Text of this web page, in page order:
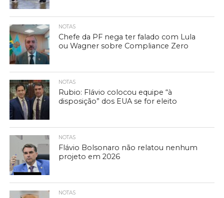
NOTAS
Chefe da PF nega ter falado com Lula
ou Wagner sobre Compliance Zero
NOTAS
Rubio: Flávio colocou equipe “à
disposição” dos EUA se for eleito
NOTAS
Flávio Bolsonaro não relatou nenhum
projeto em 2026
NOTAS